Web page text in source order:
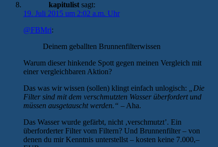
kapitulist sagt:
19. Juli 2015 um 2:02 a.m. Uhr
@FBMri:
Deinem geballten Brunnenfilterwissen
Warum dieser hinkende Spott gegen meinen Vergleich mit
einer vergleichbaren Aktion?
Das was wir wissen (sollen) klingt einfach unlogisch:
„Die
Filter sind mit dem verschmutzten Wasser überfordert und
müssen ausgetauscht werden.“ – Aha.
Das Wasser wurde gefärbt, nicht ‚verschmutzt’. Ein
überforderter Filter vom Filtern? Und Brunnenfilter – von
denen du mir Kenntnis unterstellst – kosten keine 7.000,–